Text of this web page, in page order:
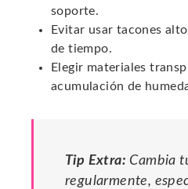
soporte.
Evitar usar tacones
de tiempo.
Elegir materiales
acumulación de
Tip Extra: Cambia
regularmente,